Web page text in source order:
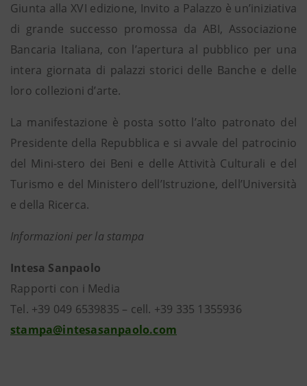
Giunta alla XVI edizione, Invito a Palazzo è un’iniziativa
di grande successo promossa da ABI, Associazione
Bancaria Italiana, con l’apertura al pubblico per una
intera giornata di palazzi storici delle Banche e delle
loro collezioni d’arte.
La manifestazione è posta sotto l’alto patronato del
Presidente della Repubblica e si avvale del patrocinio
del Mini-stero dei Beni e delle Attività Culturali e del
Turismo e del Ministero dell’Istruzione, dell’Università
e della Ricerca.
Informazioni per la stampa
Intesa Sanpaolo
Rapporti con i Media
Tel. +39 049 6539835 – cell. +39 335 1355936
stampa@intesasanpaolo.com